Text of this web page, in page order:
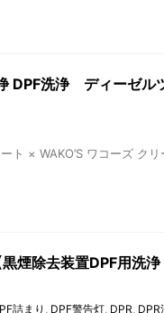
DPF洗浄 ディーゼ
× WAKO’S ワコーズ ク
除去装置DPF用洗浄
詰まり , DPF警告灯, DPR, DPR